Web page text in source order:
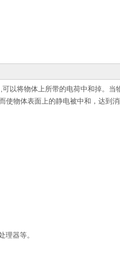
以将物体上所带的电荷中和掉。当
物体表面上的静电被中和，达到
理器等。